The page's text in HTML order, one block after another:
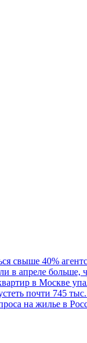
свыше 40%
в апреле больше,
в Москве
почти 745
на жилье в